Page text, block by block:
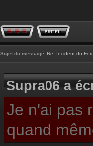
Sujet du message: Re: Incident du
Supra06 a
Je n'ai pas
quand